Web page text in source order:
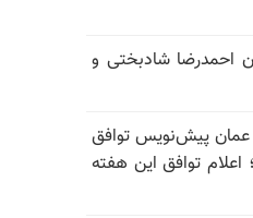
ـ تیرباران احمدرضا شادبختی و
عمان پیش‌نویس توافق
اعلام توافق این هفته